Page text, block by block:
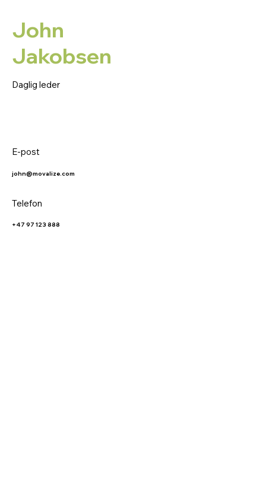
Telefon
+47 97 123 888
E-post
john@movalize.com
Daglig leder
John
Jakobsen